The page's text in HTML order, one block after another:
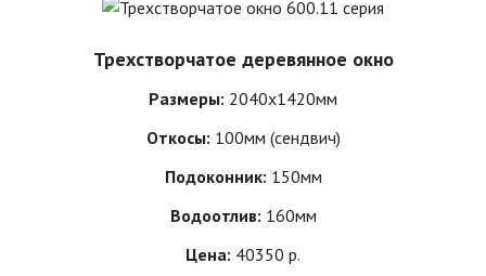
Трехстворчатое деревянное окно
Размеры: 2040х1420мм
Откосы: 100мм (сендвич)
Подоконник: 150мм
Водоотлив: 160мм
Цена: 40350 р.